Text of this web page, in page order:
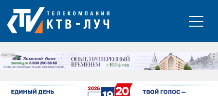
РЕКЛАМА